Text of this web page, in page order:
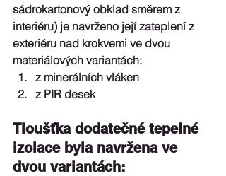
sádrokartonový obklad směrem z
interiéru) je navrženo její zateplení z
exteriéru nad krokvemi ve dvou
materiálových variantách:
z minerálních vláken
z PIR desek
Tloušťka dodatečné tepelné
izolace byla navržena ve
dvou variantách: